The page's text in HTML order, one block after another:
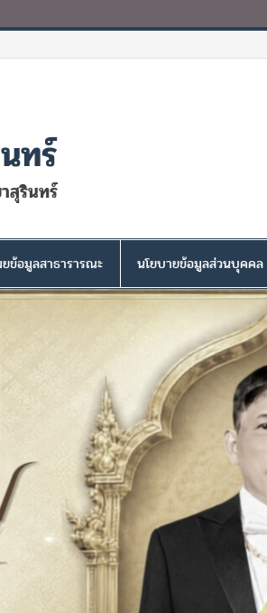
ทร์
สุรินทร์
ยข้อมูลสาธารารณะ นโยบายข้อมูลส่วนบุคคล